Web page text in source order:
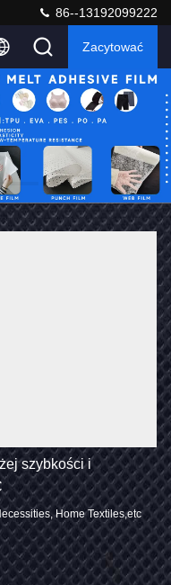
86--13192099222
Zacytować
szybkości i
Home Textiles,etc